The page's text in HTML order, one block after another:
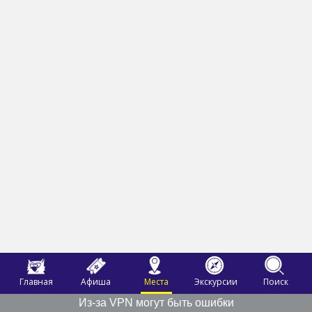
Главная Афиша Места Экскурсии
Поиск
Из-за VPN могут быть ошибки